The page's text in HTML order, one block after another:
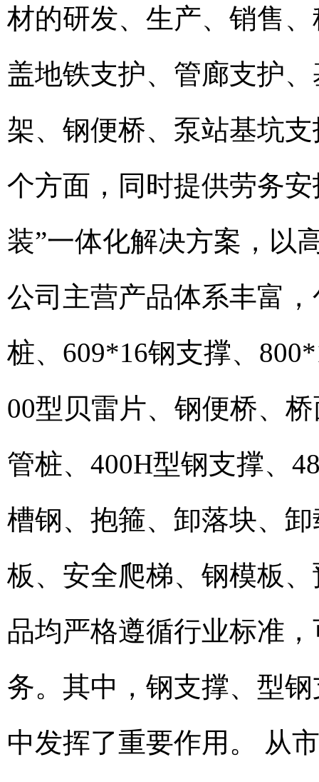
材的研发、生产、销售
盖地铁支护、管廊支护
架、钢便桥、泵站基坑
个方面，同时提供劳务
装”一体化解决方案，以
公司主营产品体系丰富
桩、609*16钢支撑、
00型贝雷片、钢便桥、
管桩、400H型钢支撑、
槽钢、抱箍、卸落块、
板、安全爬梯、钢模板
品均严格遵循行业标准
务。其中，钢支撑、型
中发挥了重要作用。 从